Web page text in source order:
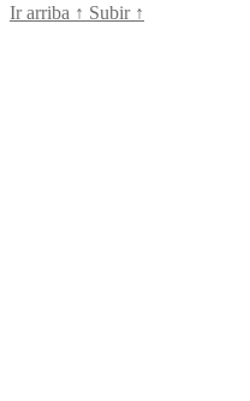
Ir arriba ↑ Subir ↑